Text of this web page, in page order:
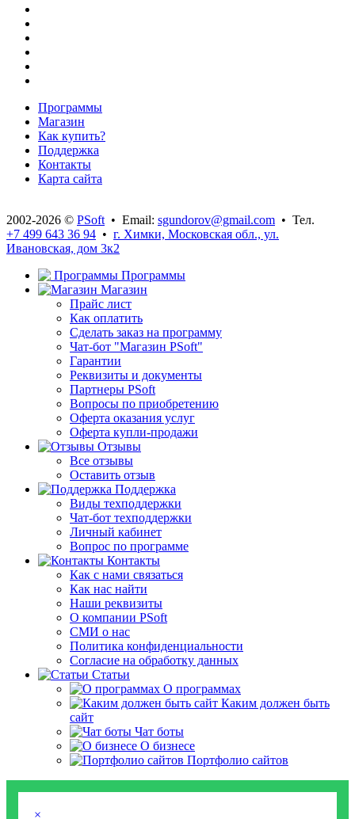
Программы
Магазин
Как купить?
Поддержка
Контакты
Карта сайта
2002-2026 © PSoft • Email: sgundorov@gmail.com • Тел.
+7 499 643 36 94 • г. Химки, Московская обл., ул.
Ивановская, дом 3к2
Программы
Магазин
Прайс лист
Как оплатить
Сделать заказ на программу
Чат-бот "Магазин PSoft"
Гарантии
Реквизиты и документы
Партнеры PSoft
Вопросы по приобретению
Оферта оказания услуг
Оферта купли-продажи
Отзывы
Все отзывы
Оставить отзыв
Поддержка
Виды техподдержки
Чат-бот техподдержки
Личный кабинет
Вопрос по программе
Контакты
Как с нами связаться
Как нас найти
Наши реквизиты
О компании PSoft
СМИ о нас
Политика конфиденциальности
Согласие на обработку данных
Статьи
О программах
Каким должен быть
сайт
Чат боты
О бизнесе
Портфолио сайтов
×